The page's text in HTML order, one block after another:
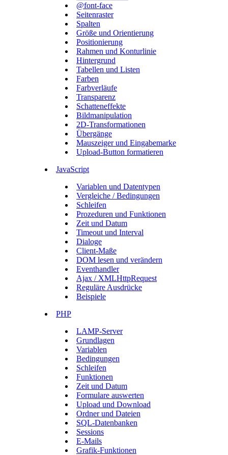
@font-face
Seitenraster
Spalten
Größe und Orientierung
Positionierung
Rahmen und Konturlinie
Hintergrund
Tabellen und Listen
Farben
Farbverläufe
Transparenz
Schatteneffekte
Bildmanipulation
2D-Transformationen
Übergänge
Mauszeiger und Eingabemarke
Upload-Button formatieren
JavaScript
Variablen und Datentypen
Vergleiche / Bedingungen
Schleifen
Prozeduren und Funktionen
Zeit und Datum
Timeout und Interval
Dialoge
Client-Maße
DOM lesen und verändern
Eventhandler
Ajax / XMLHttpRequest
Reguläre Ausdrücke
Beispiele
PHP
LAMP-Server
Grundlagen
Variablen
Bedingungen
Schleifen
Funktionen
Zeit und Datum
Formulare auswerten
Upload und Download
Ordner und Dateien
SQL-Datenbanken
Sessions
E-Mails
Grafik-Funktionen